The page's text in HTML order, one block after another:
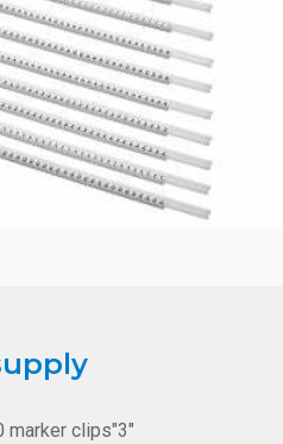
marker clips"3"